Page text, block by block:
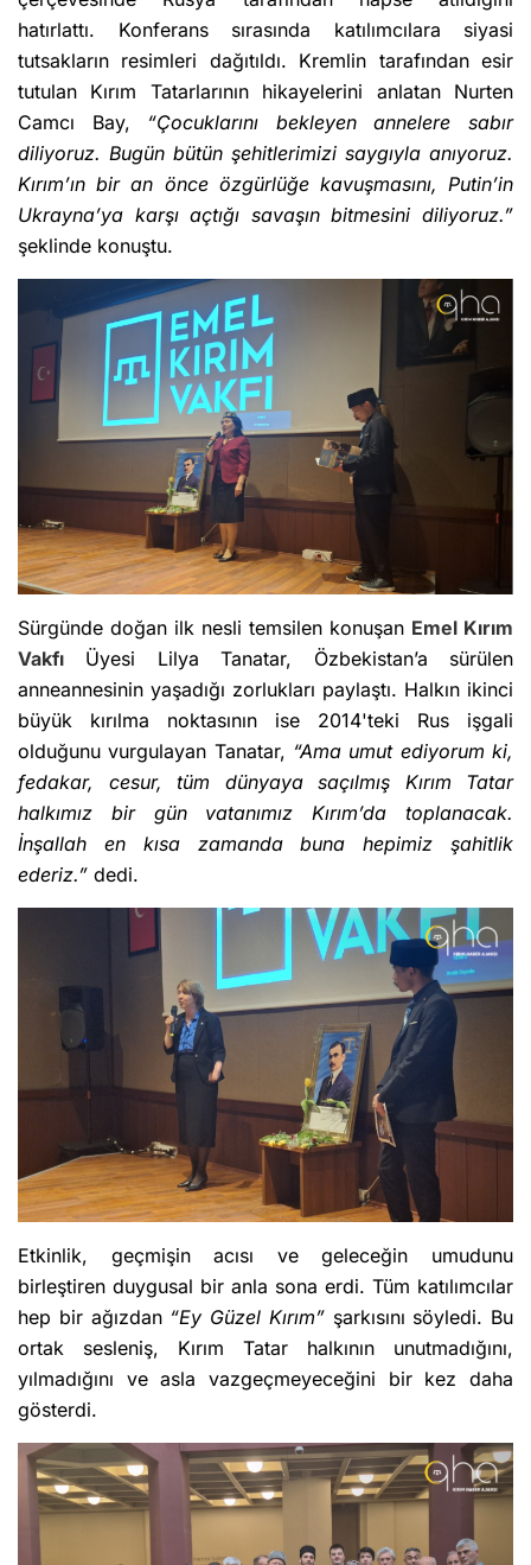
hatırlattı. Konferans sırasında katılımcılara siyasi
tutsakların resimleri dağıtıldı. Kremlin tarafından esir
tutulan Kırım Tatarlarının hikayelerini anlatan Nurten
Camcı Bay, “Çocuklarını bekleyen annelere sabır
diliyoruz. Bugün bütün şehitlerimizi saygıyla anıyoruz.
Kırım’ın bir an önce özgürlüğe kavuşmasını, Putin’in
Ukrayna’ya karşı açtığı savaşın bitmesini diliyoruz.”
şeklinde konuştu.
Sürgünde doğan ilk nesli temsilen konuşan Emel Kırım
Vakfı Üyesi Lilya Tanatar, Özbekistan’a sürülen
anneannesinin yaşadığı zorlukları paylaştı. Halkın ikinci
büyük kırılma noktasının ise 2014'teki Rus işgali
olduğunu vurgulayan Tanatar, “Ama umut ediyorum ki,
fedakar, cesur, tüm dünyaya saçılmış Kırım Tatar
halkımız bir gün vatanımız Kırım’da toplanacak.
İnşallah en kısa zamanda buna hepimiz şahitlik
ederiz.” dedi.
Etkinlik, geçmişin acısı ve geleceğin umudunu
birleştiren duygusal bir anla sona erdi. Tüm katılımcılar
hep bir ağızdan “Ey Güzel Kırım”şarkısını söyledi. Bu
ortak sesleniş, Kırım Tatar halkının unutmadığını,
yılmadığını ve asla vazgeçmeyeceğini bir kez daha
gösterdi.